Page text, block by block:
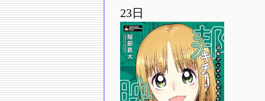
23日